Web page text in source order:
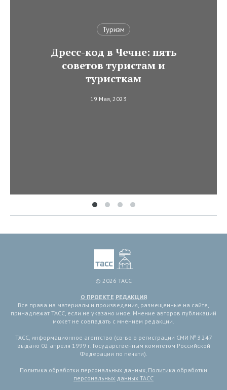
Туризм
Дресс-код в Чечне: пять
советов туристам и
туристкам
19 Мая, 2023
© 2026 ТАСС
О ПРОЕКТЕ РЕДАКЦИЯ
Все права на материалы и произведения, размещенные на сайте,
принадлежат ТАСС, если не указано иное. Мнение авторов публикаций
может не совпадать с мнением редакции.
ТАСС, информационное агентство (св-во о регистрации СМИ № 3 247
выдано 02 апреля 1999 г. Государственным комитетом Российской
Федерации по печати).
Политика обработки персональных данных, Политика обработки
персональных данных ТАСС